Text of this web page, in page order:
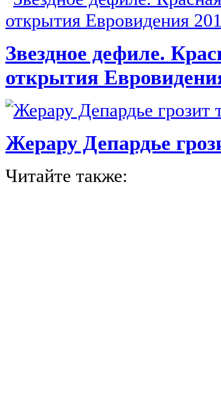
Звездное дефиле.
открытия
Жерару Депардье
Читайте также: